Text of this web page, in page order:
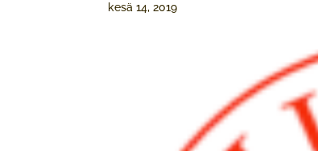
kesä 14, 2019